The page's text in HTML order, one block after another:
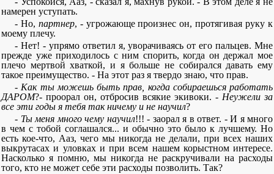
намерен уступать.
- Но, партнер, - угрожающе произнес он, протягивая руку к
моему плечу.
- Нет! - упрямо ответил я, уворачиваясь от его пальцев. Мне
прежде уже приходилось с ним спорить, когда он держал мое
плечо мертвой хваткой, и я больше не собирался давать ему
такое преимущество. - На этот раз я твердо знаю, что прав.
- Как ты можешь быть прав, когда собираешься работать
ДАРОМ?- проорал он, отбросив всякие экивоки. - Неужели за
все эти годы я тебя так ничему и не научил?
- Ты меня много чему научил!!! - заорал я в ответ. - И я много
в чем с тобой соглашался... и обычно это было к лучшему. Но
есть кое-что, Ааз, чего мы никогда не делали, при всех наших
выкрутасах и уловках и при всем нашем корыстном интересе.
Насколько я помню, мы никогда не раскручивали на расходы
того, кто не может себе эти расходы позволить. Так?